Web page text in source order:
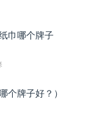
巾哪个牌子
个牌子好？）